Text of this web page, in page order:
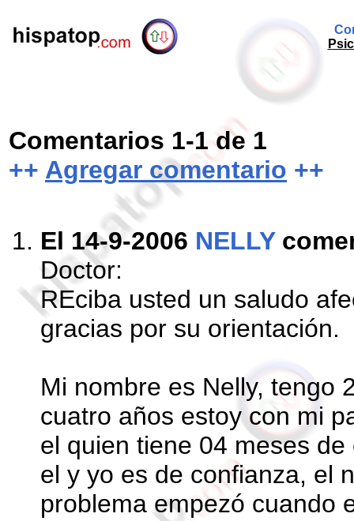
Comentarios 1-1 de 1
++ Agregar comentario ++
El 14-9-2006 NELLY
Doctor:
REciba usted un saludo
gracias por su orientación.
Mi nombre es Nelly, tengo
cuatro años estoy con mi
el quien tiene 04 meses
el y yo es de confianza, el
problema empezó cuando